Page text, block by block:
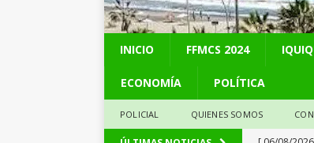
INICIO FFMCS 2024
ECONOMÍA POLÍTICA
POLICIAL QUIENES SOMOS